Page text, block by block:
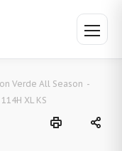
Verde All Season -
XL KS